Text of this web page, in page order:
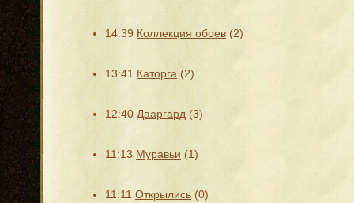
14:39 Коллекция обоев (2)
13:41 Каторга (2)
12:40 Дааргард (3)
11:13 Муравьи (1)
11:11 Открылись (0)